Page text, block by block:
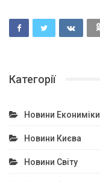
Категорії
Новини Екониміки
Новини Києва
Новини Світу